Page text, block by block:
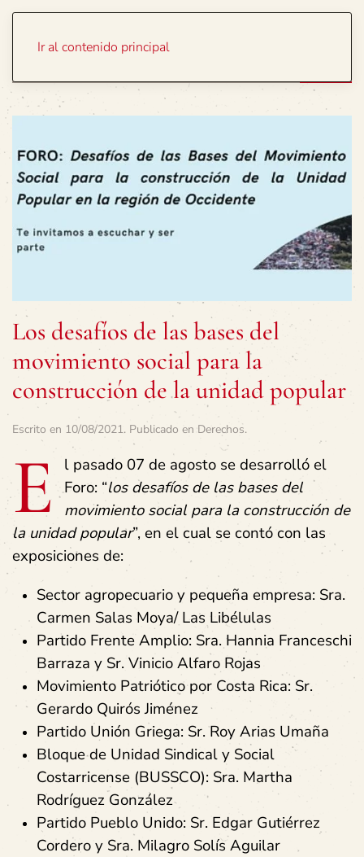
Ir al contenido principal
Los desafíos de las bases del
movimiento social para la
construcción de la unidad popular
Escrito en 10/08/2021. Publicado en Derechos.
E
l pasado 07 de agosto se desarrolló el
Foro: “los desafíos de las bases del
movimiento social para la construcción de
la unidad popular”, en el cual se contó con las
exposiciones de:
Sector agropecuario y pequeña empresa: Sra.
Carmen Salas Moya/ Las Libélulas
Partido Frente Amplio: Sra. Hannia Franceschi
Barraza y Sr. Vinicio Alfaro Rojas
Movimiento Patriótico por Costa Rica: Sr.
Gerardo Quirós Jiménez
Partido Unión Griega: Sr. Roy Arias Umaña
Bloque de Unidad Sindical y Social
Costarricense (BUSSCO): Sra. Martha
Rodríguez González
Partido Pueblo Unido: Sr. Edgar Gutiérrez
Cordero y Sra. Milagro Solís Aguilar